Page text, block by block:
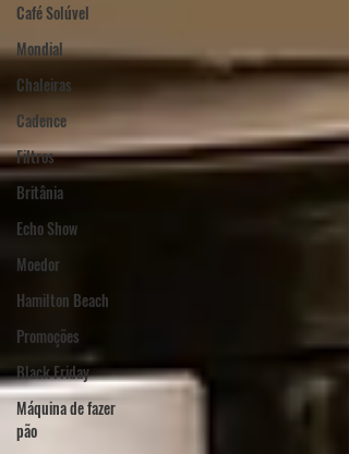
Café Solúvel
Mondial
Chaleiras
Cadence
Filtros
Britânia
Echo Show
Moedor
Hamilton Beach
Promoções
Black Friday
Máquina de fazer
pão